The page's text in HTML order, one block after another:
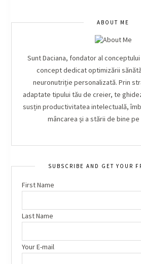
ABOUT ME
Sunt Daciana, fondator al conceptului
concept dedicat optimizării
neuronutriție personalizată. Prin
adaptate tipului tău de creier, te
susțin productivitatea intelectuală,
mâncarea și a stării de bine
SUBSCRIBE AND GET YOUR
First Name
Last Name
Your E-mail